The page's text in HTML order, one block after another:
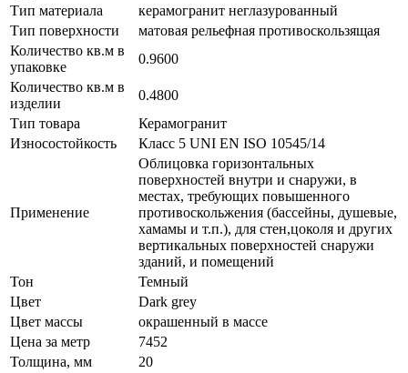
Тип материала
керамогранит неглазурованный
Тип поверхности
матовая рельефная противоскользящая
Количество кв.м в
упаковке
0.9600
Количество кв.м в
изделии
0.4800
Тип товара
Керамогранит
Износостойкость
Класс 5 UNI EN ISO 10545/14
Применение
Облицовка горизонтальных
поверхностей внутри и снаружи, в
местах, требующих повышенного
противоскольжения (бассейны, душевые,
хамамы и т.п.), для стен,цоколя и других
вертикальных поверхностей снаружи
зданий, и помещений
Тон
Темный
Цвет
Dark grey
Цвет массы
окрашенный в массе
Цена за метр
7452
Толщина, мм
20